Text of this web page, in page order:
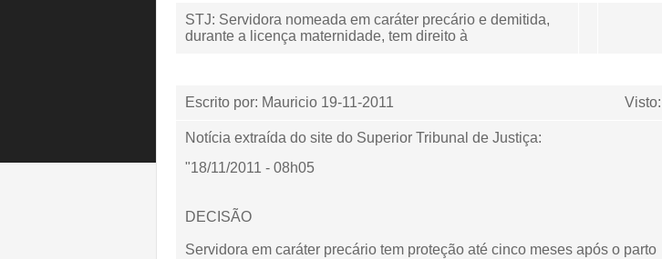
STJ: Servidora nomeada em caráter precário e demitida,
durante a licença maternidade, tem direito à
Escrito por: Mauricio 19-11-2011
Notícia extraída do site do Superior Tribunal de Justiça:
"18/11/2011 - 08h05
DECISÃO
Servidora em caráter precário tem proteção até cinco meses após o parto